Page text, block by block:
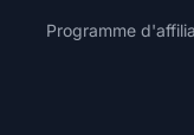
Programme